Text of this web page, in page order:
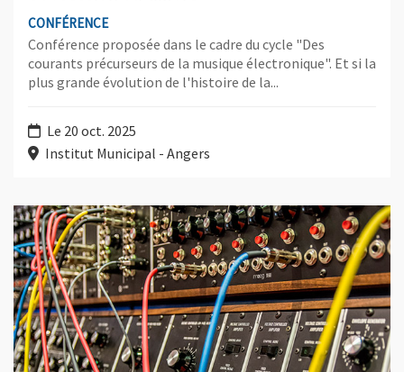
CONFÉRENCE
Conférence proposée dans le cadre du cycle "Des
courants précurseurs de la musique électronique". Et si la
plus grande évolution de l'histoire de la...
Le 20 oct. 2025
Institut Municipal - Angers
Plus d'information sur l'évènement : Le synthétiseur, un